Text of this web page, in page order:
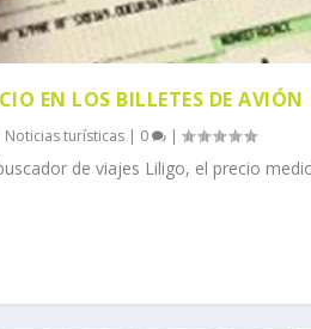
EN LOS BILLETES DE AVIÓN
Noticias turísticas | 0 |
de viajes Liligo, el precio